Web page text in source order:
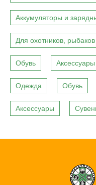
Аккумуляторы и
Для охотников, рыбаков
Обувь Аксессуары
Одежда Обувь
Аксессуары